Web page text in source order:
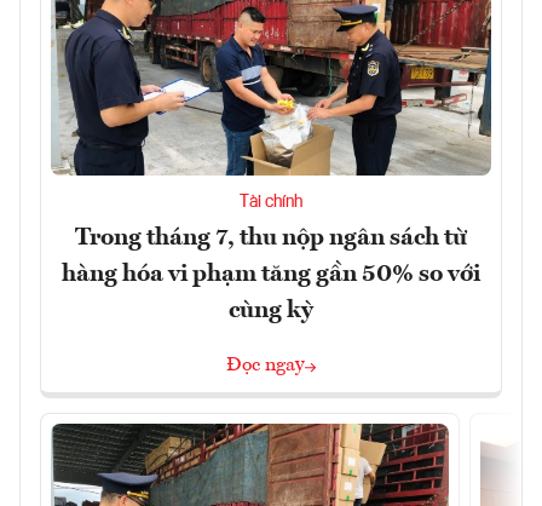
Tài chính
Trong tháng 7, thu nộp ngân sách từ
hàng hóa vi phạm tăng gần 50% so với
cùng kỳ
Đọc ngay